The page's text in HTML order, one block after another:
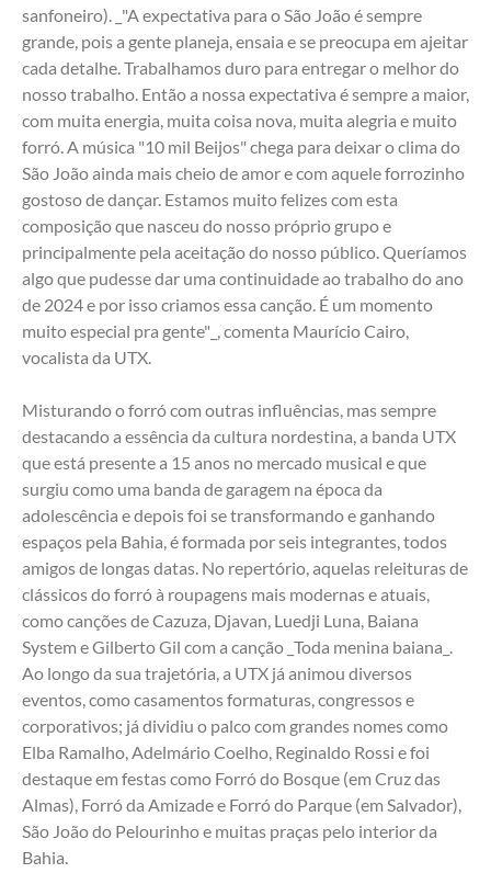
sanfoneiro). _"A expectativa para o São João é sempre
grande, pois a gente planeja, ensaia e se preocupa em ajeitar
cada detalhe. Trabalhamos duro para entregar o melhor do
nosso trabalho. Então a nossa expectativa é sempre a maior,
com muita energia, muita coisa nova, muita alegria e muito
forró. A música "10 mil Beijos" chega para deixar o clima do
São João ainda mais cheio de amor e com aquele forrozinho
gostoso de dançar. Estamos muito felizes com esta
composição que nasceu do nosso próprio grupo e
principalmente pela aceitação do nosso público. Queríamos
algo que pudesse dar uma continuidade ao trabalho do ano
de 2024 e por isso criamos essa canção. É um momento
muito especial pra gente"_, comenta Maurício Cairo,
vocalista da UTX.
Misturando o forró com outras influências, mas sempre
destacando a essência da cultura nordestina, a banda UTX
que está presente a 15 anos no mercado musical e que
surgiu como uma banda de garagem na época da
adolescência e depois foi se transformando e ganhando
espaços pela Bahia, é formada por seis integrantes, todos
amigos de longas datas. No repertório, aquelas releituras de
clássicos do forró à roupagens mais modernas e atuais,
como canções de Cazuza, Djavan, Luedji Luna, Baiana
System e Gilberto Gil com a canção _Toda menina baiana_.
Ao longo da sua trajetória, a UTX já animou diversos
eventos, como casamentos formaturas, congressos e
corporativos; já dividiu o palco com grandes nomes como
Elba Ramalho, Adelmário Coelho, Reginaldo Rossi e foi
destaque em festas como Forró do Bosque (em Cruz das
Almas), Forró da Amizade e Forró do Parque (em Salvador),
São João do Pelourinho e muitas praças pelo interior da
Bahia.